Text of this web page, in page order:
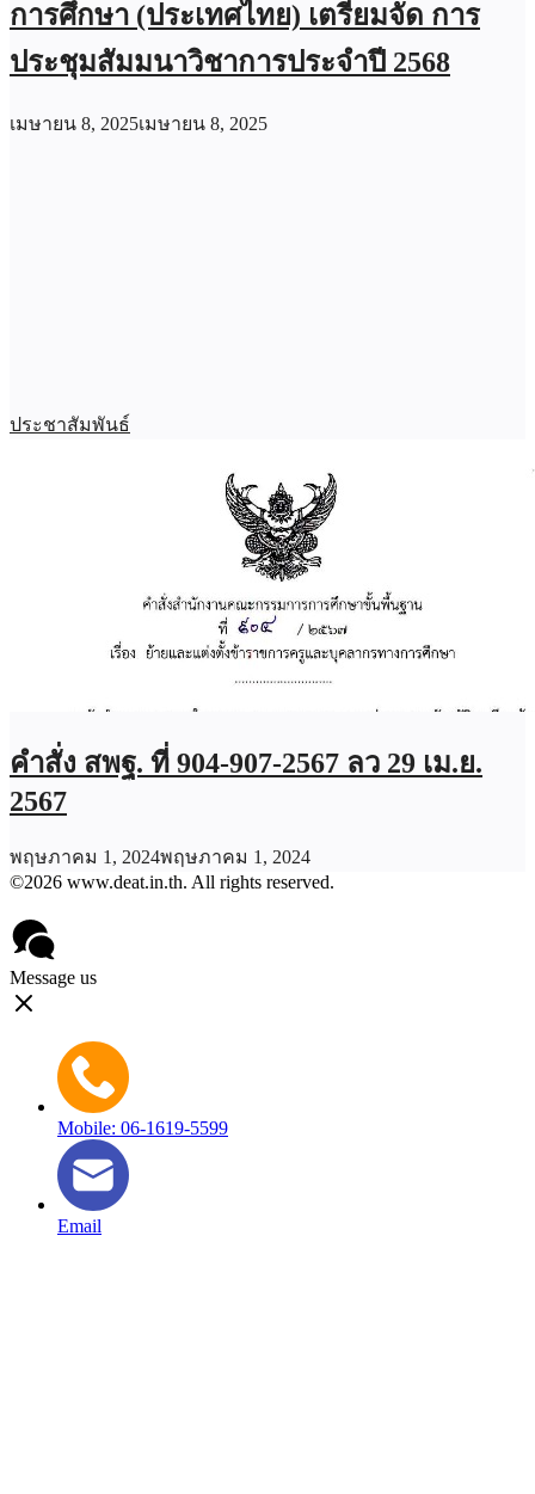
การศึกษา (ประเทศไทย) เตรียมจัด การ
ประชุมสัมมนาวิชาการประจำปี 2568
เมษายน 8, 2025เมษายน 8, 2025
ประชาสัมพันธ์
คำสั่ง สพฐ. ที่ 904-907-2567 ลว 29 เม.ย.
2567
พฤษภาคม 1, 2024พฤษภาคม 1, 2024
©2026 www.deat.in.th. All rights reserved.
Message us
Mobile: 06-1619-5599
Email